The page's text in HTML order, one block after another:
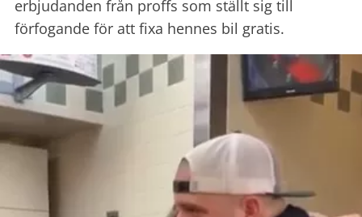
erbjudanden från proffs som ställt sig till
förfogande för att fixa hennes bil gratis.